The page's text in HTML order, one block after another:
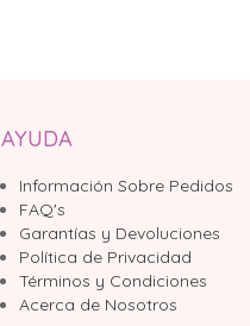
AYUDA
Información Sobre Pedidos
FAQ's
Garantías y Devoluciones
Política de Privacidad
Términos y Condiciones
Acerca de Nosotros